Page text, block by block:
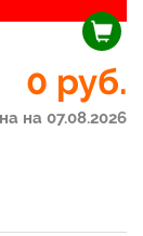
0 руб.
на 07.08.2026